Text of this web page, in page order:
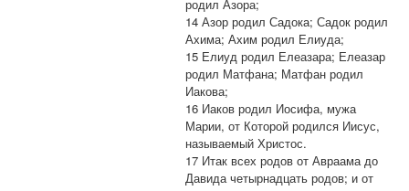
родил Азора;
14 Азор родил Садока; Садок родил
Ахима; Ахим родил Елиуда;
15 Елиуд родил Елеазара; Елеазар
родил Матфана; Матфан родил
Иакова;
16 Иаков родил Иосифа, мужа
Марии, от Которой родился Иисус,
называемый Христос.
17 Итак всех родов от Авраама до
Давида четырнадцать родов; и от